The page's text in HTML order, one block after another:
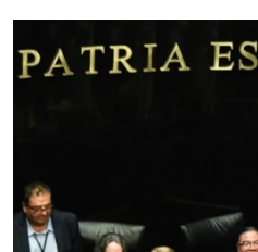
fueron compradas por
poco más de la mitad